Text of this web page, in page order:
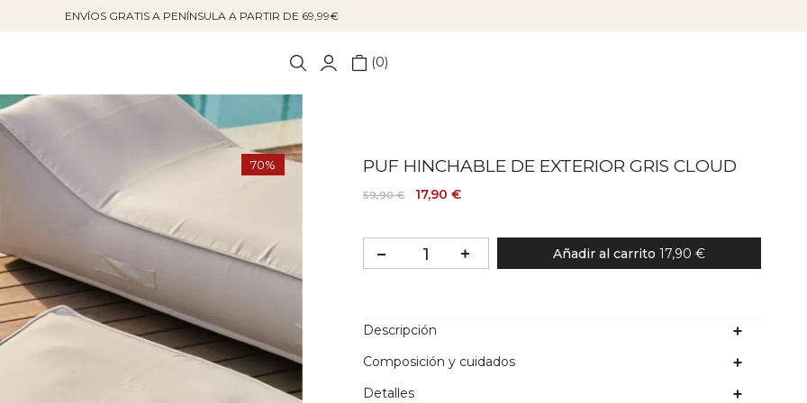
ENVÍOS GRATIS A PENÍNSULA A PARTIR DE 69,99€
0
70% PUF HINCHABLE DE EXTERIOR GRIS CLOUD
59,90 € 17,90 €
Añadir al carrito 17,90 €
Descripción
Composición y cuidados
Detalles